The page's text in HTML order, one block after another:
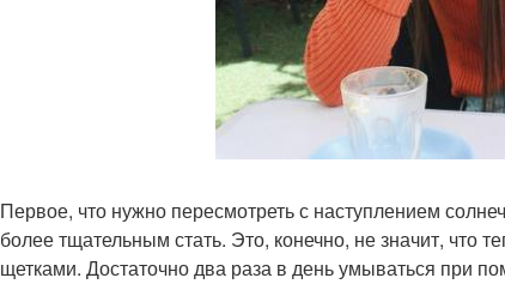
Первое, что нужно пересмотреть с наступлением
более тщательным стать. Это, конечно, не значит, что
щетками. Достаточно два раза в день умываться при